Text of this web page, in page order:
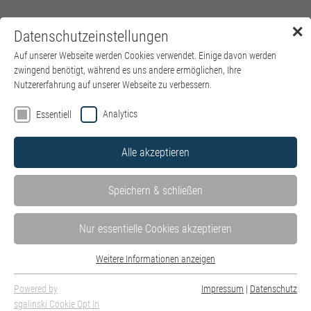
Menü
✕
Datenschutzeinstellungen
Auf unserer Webseite werden Cookies verwendet. Einige davon werden
zwingend benötigt, während es uns andere ermöglichen, Ihre
Nutzererfahrung auf unserer Webseite zu verbessern.
Essentiell Analytics
Alle akzeptieren
Speichern & schließen
Nur essentielle Cookies akzeptieren
Essentielle Cookies werden für grundlegende Funktionen der Webseite
benötigt. Dadurch ist gewährleistet, dass die Webseite einwandfrei
Weitere Informationen anzeigen
Powered by
sgalinski Cookie Opt In
Impressum | Datenschutz